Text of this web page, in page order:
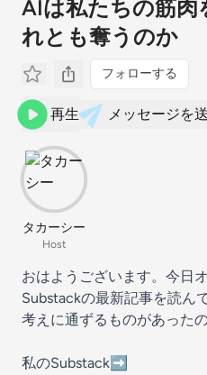
AIは私たちの筋肉
れとも奪うのか
フォローする
再生 メッセージを
タカーシー
Host
おはようございます。今日
Substackの最新記事を読ん
考えに通ずるものがあった
私のSubstack➡️